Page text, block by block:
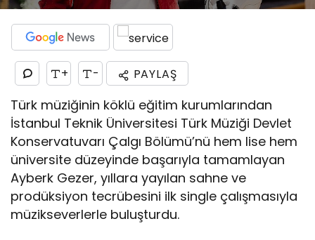
+ - PAYLAŞ
Türk müziğinin köklü eğitim kurumlarından
İstanbul Teknik Üniversitesi Türk Müziği Devlet
Konservatuvarı Çalgı Bölümü’nü hem lise hem
üniversite düzeyinde başarıyla tamamlayan
Ayberk Gezer, yıllara yayılan sahne ve
prodüksiyon tecrübesini ilk single çalışmasıyla
müzikseverlerle buluşturdu.